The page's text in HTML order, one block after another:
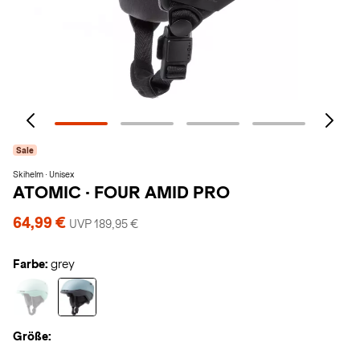
Sale
Skihelm · Unisex
ATOMIC · FOUR AMID PRO
64,99 € UVP 189,95 €
Farbe: grey
Größe: